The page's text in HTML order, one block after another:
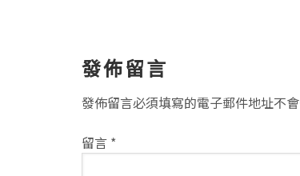
讀
者
互
動
發佈留言
發佈留言必須填寫的電子郵件地址不會
留言 *